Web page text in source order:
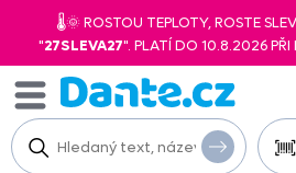
🌡️🌞 ROSTOU TEPLOTY, ROSTE
"27SLEVA27". PLATÍ DO 10.8.2026